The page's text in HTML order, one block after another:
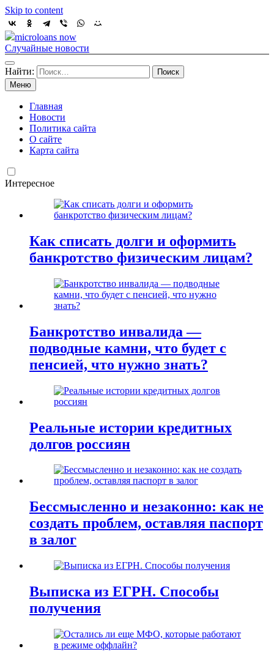
Skip to content
microloans now
Случайные новости
Найти:
Меню
Главная
Новости
Политика сайта
О сайте
Карта сайта
Интересное
Как списать долги и оформить
банкротство физическим лицам?
Банкротство инвалида —
подводные камни, что будет с
пенсией, что нужно знать?
Реальные истории кредитных
долгов россиян
Бессмысленно и незаконно: как не
создать проблем, оставляя паспорт
в залог
Выписка из ЕГРН. Способы
получения